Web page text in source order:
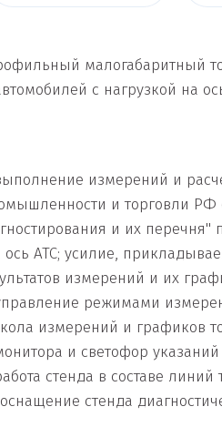
малогабаритный
с нагрузкой на
измерений и
и торговли РФ
и их
АТС; усилие,
измерений и их
режимами
измерений и графиков
и светофор
стенда в составе
стенда